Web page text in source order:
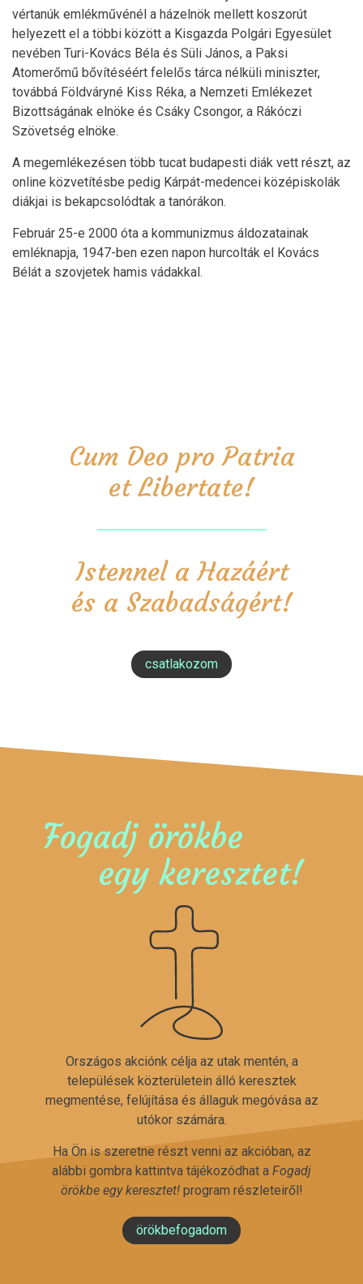
vértanúk emlékművénél a házelnök mellett koszorút
helyezett el a többi között a Kisgazda Polgári Egyesület
nevében Turi-Kovács Béla és Süli János, a Paksi
Atomerőmű bővítéséért felelős tárca nélküli miniszter,
továbbá Földváryné Kiss Réka, a Nemzeti Emlékezet
Bizottságának elnöke és Csáky Csongor, a Rákóczi
Szövetség elnöke.
A megemlékezésen több tucat budapesti diák vett részt, az
online közvetítésbe pedig Kárpát-medencei középiskolák
diákjai is bekapcsolódtak a tanórákon.
Február 25-e 2000 óta a kommunizmus áldozatainak
emléknapja, 1947-ben ezen napon hurcolták el Kovács
Bélát a szovjetek hamis vádakkal.
Cum Deo pro Patria
et Libertate!
Istennel a Hazáért
és a Szabadságért!
csatlakozom
Fogadj örökbe
egy keresztet!
Országos akciónk célja az utak mentén, a
települések közterületein álló keresztek
megmentése, felújítása és állaguk megóvása az
utókor számára.
Ha Ön is szeretne részt venni az akcióban, az
alábbi gombra kattintva tájékozódhat a Fogadj
örökbe egy keresztet!program részleteiről!
örökbefogadom